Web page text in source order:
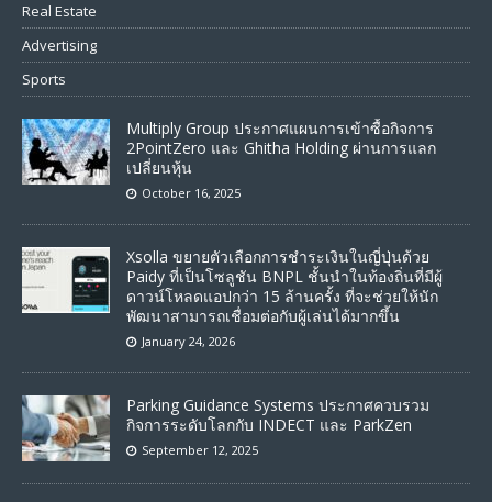
Real Estate
Advertising
Sports
Multiply Group ประกาศแผนการเข้าซื้อกิจการ
2PointZero และ Ghitha Holding ผ่านการแลก
เปลี่ยนหุ้น
October 16, 2025
Xsolla ขยายตัวเลือกการชำระเงินในญี่ปุ่นด้วย
Paidy ที่เป็นโซลูชัน BNPL ชั้นนำในท้องถิ่นที่มีผู้
ดาวน์โหลดแอปกว่า 15 ล้านครั้ง ที่จะช่วยให้นัก
พัฒนาสามารถเชื่อมต่อกับผู้เล่นได้มากขึ้น
January 24, 2026
Parking Guidance Systems ประกาศควบรวม
กิจการระดับโลกกับ INDECT และ ParkZen
September 12, 2025